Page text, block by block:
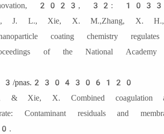
& Innovation, 2023, 32:
L., Xie, X. M.,Zhang, X.
coating chemistry
of the National Academy
pnas.2304306120
X. Combined coagulation
Contaminant residuals and